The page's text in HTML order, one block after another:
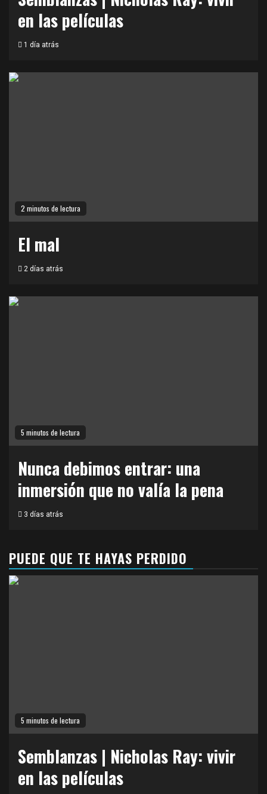
en las películas
1 día atrás
2 minutos de lectura
El mal
2 días atrás
5 minutos de lectura
Nunca debimos entrar: una
inmersión que no valía la pena
3 días atrás
PUEDE QUE TE HAYAS PERDIDO
5 minutos de lectura
Semblanzas | Nicholas Ray: vivir
en las películas